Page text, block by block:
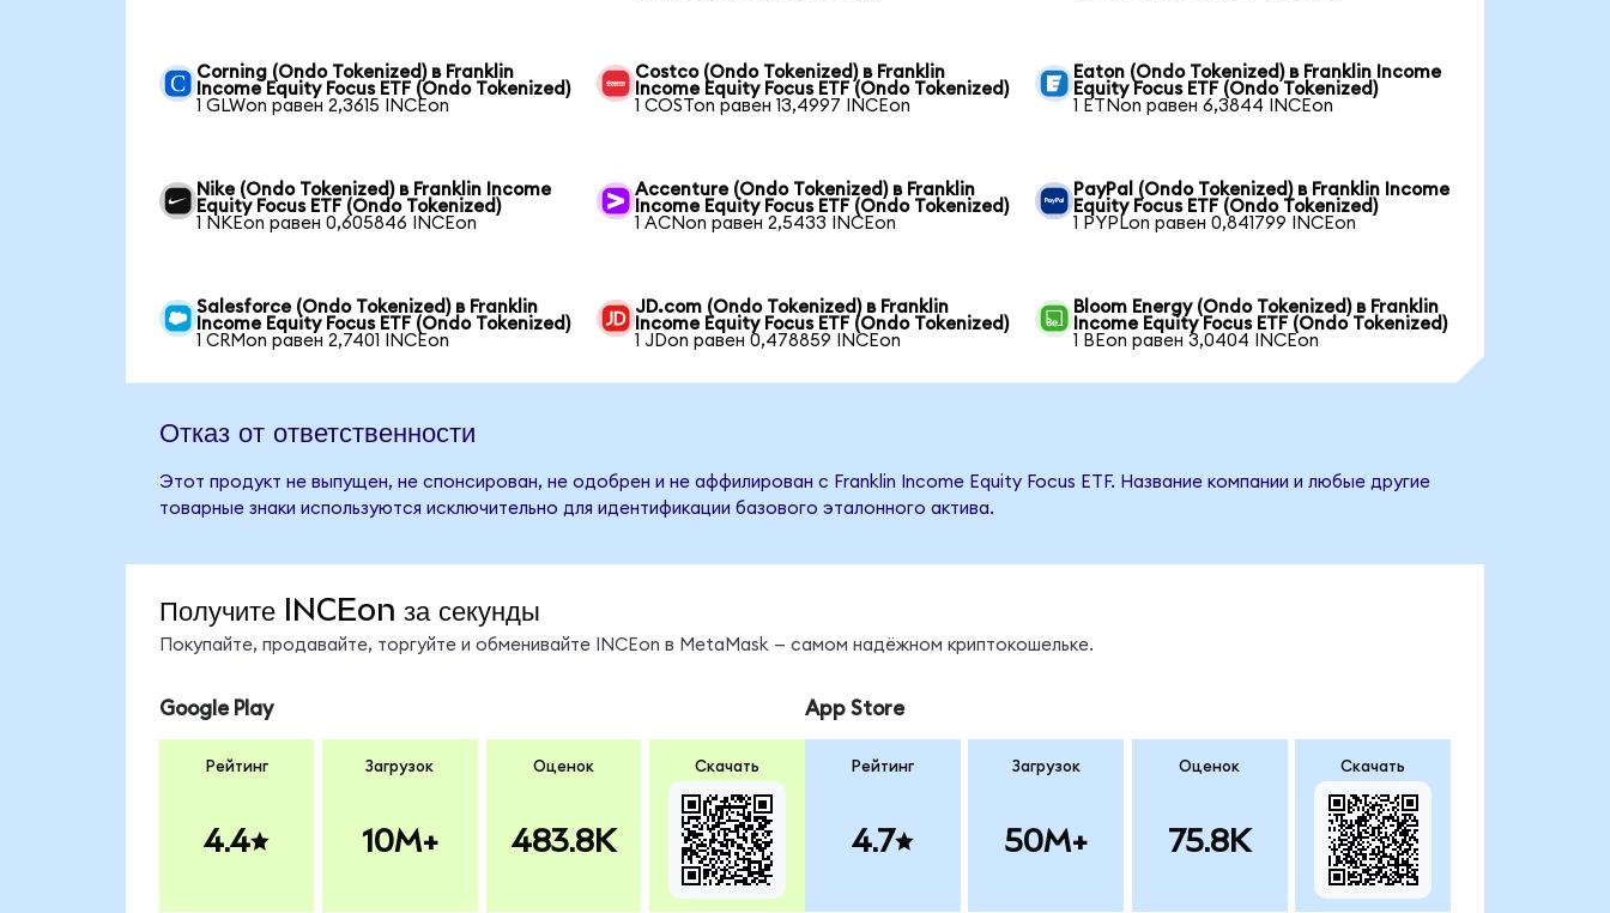
Corning (Ondo Tokenized) в Franklin
Income Equity Focus ETF (Ondo Tokenized)
1 GLWon равен 2,3615 INCEon
Costco (Ondo Tokenized) в Franklin
Income Equity Focus ETF (Ondo Tokenized)
1 COSTon равен 13,4997 INCEon
Eaton (Ondo Tokenized) в Franklin Income
Equity Focus ETF (Ondo Tokenized)
1 ETNon равен 6,3844 INCEon
Nike (Ondo Tokenized) в Franklin Income
Equity Focus ETF (Ondo Tokenized)
1 NKEon равен 0,605846 INCEon
Accenture (Ondo Tokenized) в Franklin
Income Equity Focus ETF (Ondo Tokenized)
1 ACNon равен 2,5433 INCEon
PayPal (Ondo Tokenized) в Franklin Income
Equity Focus ETF (Ondo Tokenized)
1 PYPLon равен 0,841799 INCEon
Salesforce (Ondo Tokenized) в Franklin
Income Equity Focus ETF (Ondo Tokenized)
1 CRMon равен 2,7401 INCEon
JD.com (Ondo Tokenized) в Franklin
Income Equity Focus ETF (Ondo Tokenized)
1 JDon равен 0,478859 INCEon
Bloom Energy (Ondo Tokenized) в Franklin
Income Equity Focus ETF (Ondo Tokenized)
1 BEon равен 3,0404 INCEon
Отказ от ответственности
Этот продукт не выпущен, не спонсирован, не одобрен и не аффилирован с Franklin Income Equity Focus ETF. Название компании и любые другие
товарные знаки используются исключительно для идентификации базового эталонного актива.
Получите INCEon за секунды
Покупайте, продавайте, торгуйте и обменивайте INCEon в MetaMask — самом надёжном криптокошельке.
Google Play
Рейтинг
4.4
Загрузок
10M+
Оценок
483.8K
Скачать
App Store
Рейтинг
4.7
Загрузок
50M+
Оценок
75.8K
Скачать